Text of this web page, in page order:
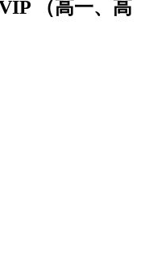
（高一、高